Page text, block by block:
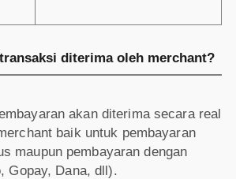
diterima oleh merchant?
akan diterima secara real
baik untuk pembayaran
maupun pembayaran dengan
Gopay, Dana, dll).